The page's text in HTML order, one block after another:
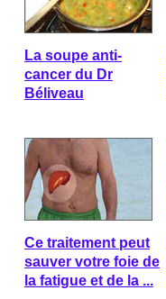
La soupe anti-
cancer du Dr
Béliveau
Ce traitement peut
sauver votre foie de
la fatigue et de la ...